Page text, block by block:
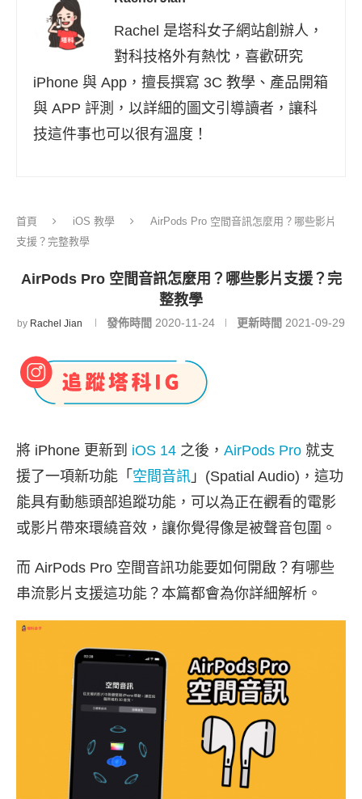
Rachel 是塔科女子網站創辦人，
對科技格外有熱忱，喜歡研究
iPhone 與 App，擅長撰寫 3C 教學、產品開箱
與 APP 評測，以詳細的圖文引導讀者，讓科
技這件事也可以很有溫度！
首頁 iOS 教學
AirPods Pro 空間音訊怎麼用？哪些影片
支援？完整教學
AirPods Pro 空間音訊怎麼用？哪些影片支援？完
整教學
by Rachel Jian 發佈時間 2020-11-24 更新時間 2021-09-29
將 iPhone 更新到 iOS 14 之後， AirPods Pro 就支
援了一項新功能「 空間音訊 」(Spatial Audio)，這功
能具有動態頭部追蹤功能，可以為正在觀看的電影
或影片帶來環繞音效，讓你覺得像是被聲音包圍。
而 AirPods Pro 空間音訊功能要如何開啟？有哪些
串流影片支援這功能？本篇都會為你詳細解析。